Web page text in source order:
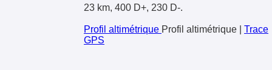
23 km, 400 D+, 230 D-.
Profil altimétrique Profil altimétrique
Trace
GPS